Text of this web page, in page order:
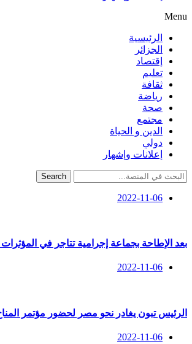
Menu
الرئيسية
الجزائر
إقتصاد
تعليم
ثقافة
رياضة
صحة
مجتمع
الدين و الحياة
دولي
إعلانات وإشهار
Search
2022-11-06
بعد الإطاحة بجماعة إجرامية تتاجر في
2022-11-06
الرئيس تبون يغادر نحو مصر لحضور مؤتمر
2022-11-06